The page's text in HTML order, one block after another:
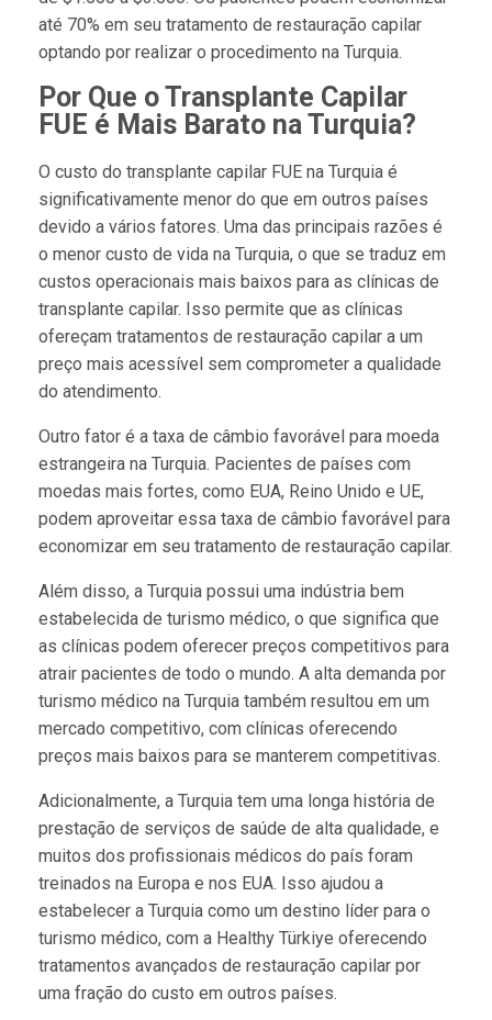
até 70% em seu tratamento de restauração capilar
optando por realizar o procedimento na Turquia.
Por Que o Transplante Capilar
FUE é Mais Barato na Turquia?
O custo do transplante capilar FUE na Turquia é
significativamente menor do que em outros países
devido a vários fatores. Uma das principais razões é
o menor custo de vida na Turquia, o que se traduz em
custos operacionais mais baixos para as clínicas de
transplante capilar. Isso permite que as clínicas
ofereçam tratamentos de restauração capilar a um
preço mais acessível sem comprometer a qualidade
do atendimento.
Outro fator é a taxa de câmbio favorável para moeda
estrangeira na Turquia. Pacientes de países com
moedas mais fortes, como EUA, Reino Unido e UE,
podem aproveitar essa taxa de câmbio favorável para
economizar em seu tratamento de restauração capilar.
Além disso, a Turquia possui uma indústria bem
estabelecida de turismo médico, o que significa que
as clínicas podem oferecer preços competitivos para
atrair pacientes de todo o mundo. A alta demanda por
turismo médico na Turquia também resultou em um
mercado competitivo, com clínicas oferecendo
preços mais baixos para se manterem competitivas.
Adicionalmente, a Turquia tem uma longa história de
prestação de serviços de saúde de alta qualidade, e
muitos dos profissionais médicos do país foram
treinados na Europa e nos EUA. Isso ajudou a
estabelecer a Turquia como um destino líder para o
turismo médico, com a Healthy Türkiye oferecendo
tratamentos avançados de restauração capilar por
uma fração do custo em outros países.